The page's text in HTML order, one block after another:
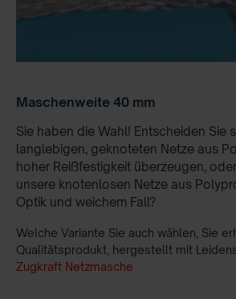
Maschenweite 40 mm
Sie haben die Wahl! Entscheiden Sie
langlebigen, geknoteten Netze aus
hoher Reißfestigkeit überzeugen,
unsere knotenlosen Netze aus
Optik und weichem Fall?
Welche Variante Sie auch wählen, Sie
Qualitätsprodukt, hergestellt mit
Zugkraft Netzmasche